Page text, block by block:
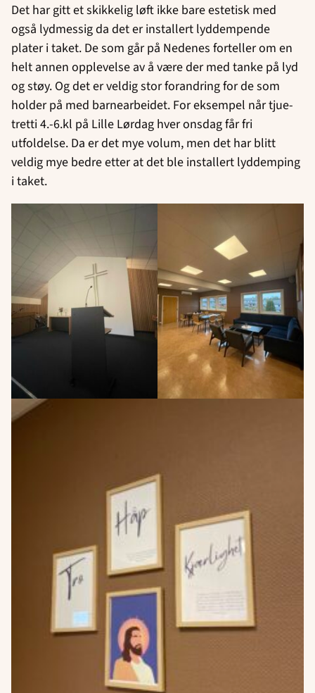
Det har gitt et skikkelig løft ikke bare estetisk med
også lydmessig da det er installert lyddempende
plater i taket. De som går på Nedenes forteller om en
helt annen opplevelse av å være der med tanke på lyd
og støy. Og det er veldig stor forandring for de som
holder på med barnearbeidet. For eksempel når tjue-
tretti 4.-6.kl på Lille Lørdag hver onsdag får fri
utfoldelse. Da er det mye volum, men det har blitt
veldig mye bedre etter at det ble installert lyddemping
i taket.